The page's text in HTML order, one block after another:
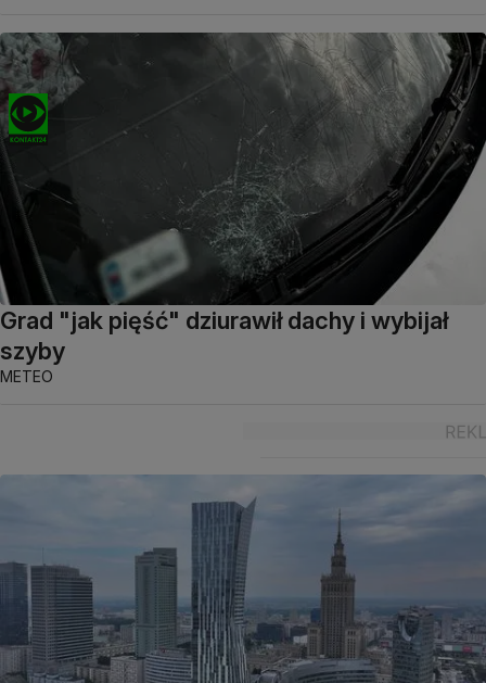
Grad "jak pięść" dziurawił dachy i wybijał
szyby
METEO